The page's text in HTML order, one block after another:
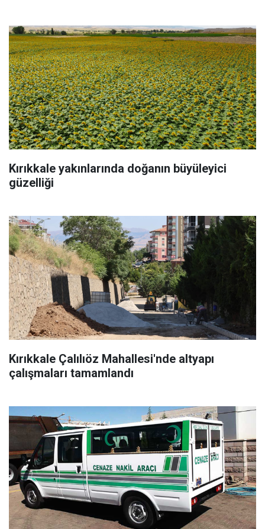
Kırıkkale yakınlarında doğanın büyüleyici
güzelliği
Kırıkkale Çalılıöz Mahallesi'nde altyapı
çalışmaları tamamlandı